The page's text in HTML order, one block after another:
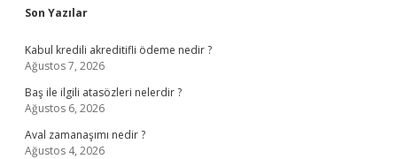
Sidebar
Son Yazılar
Kabul kredili akreditifli ödeme nedir ?
Ağustos 7, 2026
Baş ile ilgili atasözleri nelerdir ?
Ağustos 6, 2026
Aval zamanaşımı nedir ?
Ağustos 4, 2026